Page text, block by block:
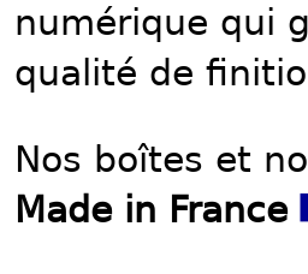
numérique qui
qualité de
Nos boîtes et
Made in France